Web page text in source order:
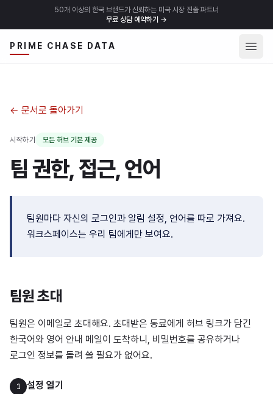
50개 이상의 한국 브랜드가 신뢰하는 미국 시장 진출 파트너
무료 상담 예약하기 →
PRIME CHASE DATA 메뉴
← 문서로 돌아가기
시작하기 모든 허브 기본 제공
팀 권한, 접근, 언어
팀원마다 자신의 로그인과 알림 설정, 언어를 따로 가져요.
워크스페이스는 우리 팀에게만 보여요.
팀원 초대
팀원은 이메일로 초대해요. 초대받은 동료에게 허브 링크가 담긴
한국어와 영어 안내 메일이 도착하니, 비밀번호를 공유하거나
로그인 정보를 돌려 쓸 필요가 없어요.
1
설정 열기